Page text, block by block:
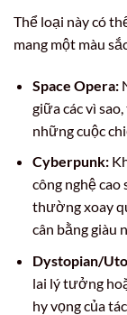
Thể loại này có
mang một màu
Space Opera:
giữa các vì
những cuộc
Cyberpunk:
công nghệ
thường xoay
cân bằng giàu
Dystopian/
lai lý tưởng
hy vọng của